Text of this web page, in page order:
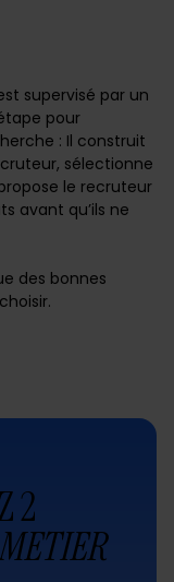
supervisé par un
pour
: Il construit
sélectionne
le recruteur
avant qu’ils ne
des bonnes
2